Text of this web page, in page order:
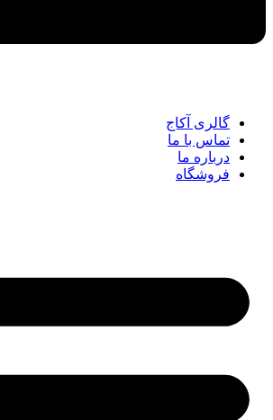
گالری آکاج
تماس با ما
درباره ما
فروشگاه